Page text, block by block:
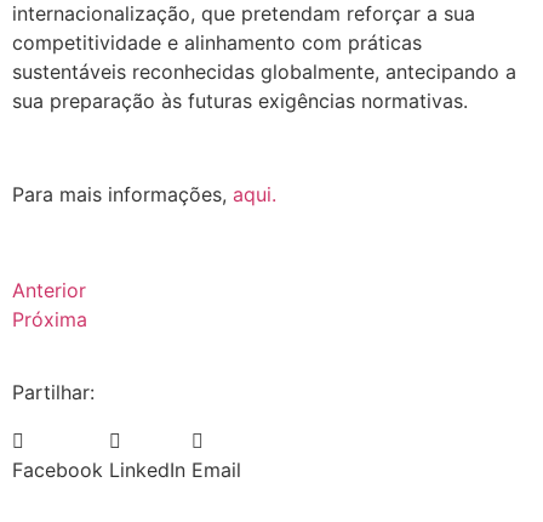
internacionalização, que pretendam reforçar a sua
competitividade e alinhamento com práticas
sustentáveis reconhecidas globalmente, antecipando a
sua preparação às futuras exigências normativas.
Para mais informações, aqui.
Anterior
Próxima
Partilhar:
Facebook LinkedIn Email